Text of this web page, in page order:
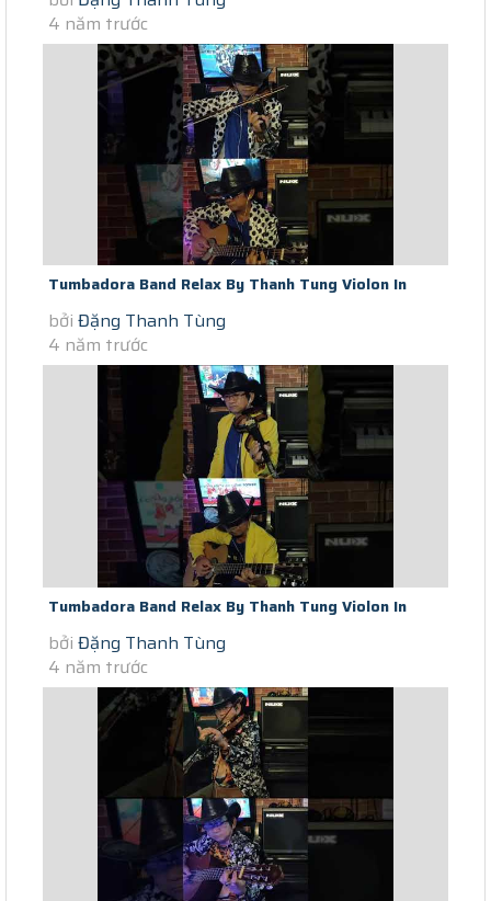
4 năm trước
Tumbadora Band Relax By Thanh Tung Violon In
Saigon Social Distance Tombe...
bởi Đặng Thanh Tùng
4 năm trước
Tumbadora Band Relax By Thanh Tung Violon In
Saigon Social Distance Eternal...
bởi Đặng Thanh Tùng
4 năm trước